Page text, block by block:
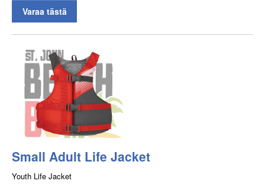
Varaa tästä
Small Adult Life Jacket
Youth Life Jacket